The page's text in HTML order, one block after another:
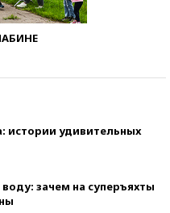
истории удивительных
зачем на суперъяхты